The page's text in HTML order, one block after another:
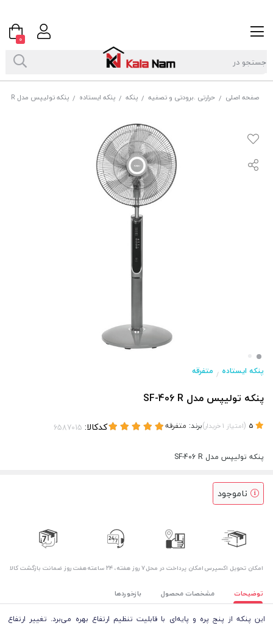
صفحه اصلی / حرارتی .برودتی و تصفیه / پنکه / پنکه ایستاده / پنکه تولیپس مدل SF-406 R
پنکه ایستاده / متفرقه
پنکه تولیپس مدل SF-406 R
(امتیاز 1خریدار)برند: متفرقه کدکالا:
پنکه تولیپس مدل SF-406 R
ناموجود
اﻣﮑﺎن ﺗﺤﻮﯾﻞ اﮐﺴﭙﺮسامکان پرداخت در محل۷ روز ﻫﻔﺘﻪ، ۲۴ ﺳﺎﻋﺘﻪ هفت روز ضمانت بازگشت کالا
توضیحات مشخصات محصول بازخوردها
این پنکه از پنج پره و پایه‌ای با قابلیت تنظیم ارتفاع بهره می‌برد. تغییر ارتفاع
0